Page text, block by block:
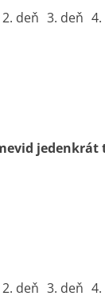
2. deň 3. deň
jedenkrát
2. deň 3. deň